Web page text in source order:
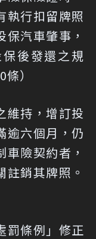
執行扣留牌照
汽車肇事，
後發還之規
）
維持，增訂投
逾六個月，仍
險契約者，
銷其牌照。
罰條例」修正